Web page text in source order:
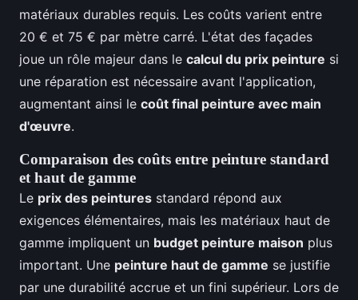
matériaux durables requis. Les coûts varient entre
20 € et 75 € par mètre carré. L'état des façades
joue un rôle majeur dans le calcul du prix peinture si
une réparation est nécessaire avant l'application,
augmentant ainsi le coût final peinture avec main
d'œuvre.
Comparaison des coûts entre peinture standard
et haut de gamme
Le prix des peintures standard répond aux
exigences élémentaires, mais les matériaux haut de
gamme impliquent un budget peinture maison plus
important. Une peinture haut de gamme se justifie
par une durabilité accrue et un fini supérieur. Lors de